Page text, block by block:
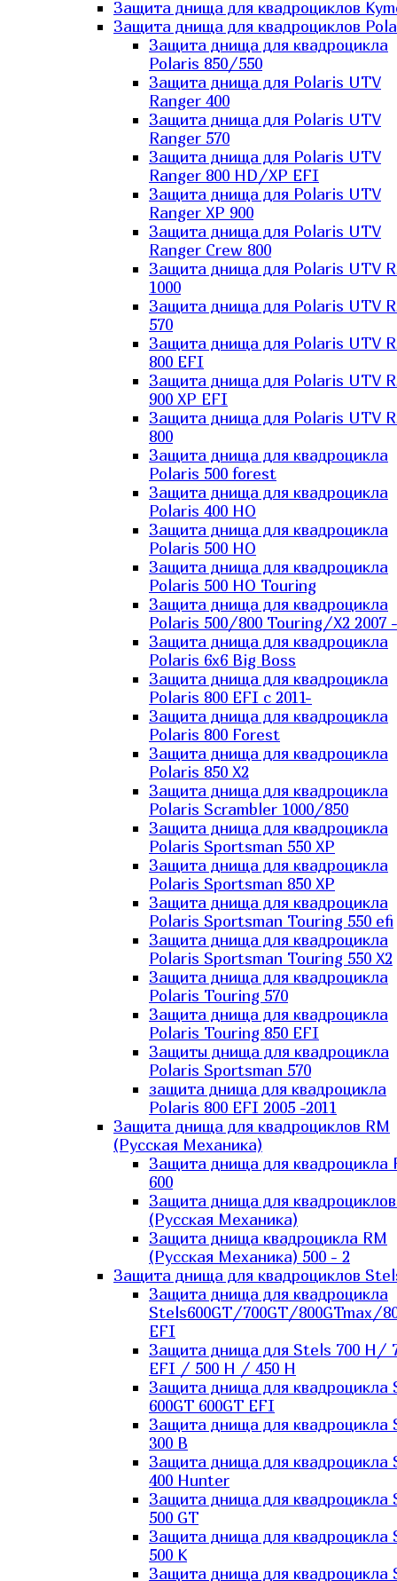
Защита днища для квадроциклов
Защита днища для квадроциклов
Защита днища для квадроцикла
Polaris 850/550
Защита днища для Polaris UTV
Ranger 400
Защита днища для Polaris UTV
Ranger 570
Защита днища для Polaris UTV
Ranger 800 HD/XP EFI
Защита днища для Polaris UTV
Ranger XP 900
Защита днища для Polaris UTV
Ranger Сrew 800
Защита днища для Polaris UTV
1000
Защита днища для Polaris UTV
570
Защита днища для Polaris UTV
800 EFI
Защита днища для Polaris UTV
900 XP EFI
Защита днища для Polaris UTV
800
Защита днища для квадроцикла
Polaris 500 forest
Защита днища для квадроцикла
Polaris 400 HO
Защита днища для квадроцикла
Polaris 500 HO
Защита днища для квадроцикла
Polaris 500 HO Touring
Защита днища для квадроцикла
Polaris 500/800 Touring/X2 2007 -
Защита днища для квадроцикла
Polaris 6х6 Big Boss
Защита днища для квадроцикла
Polaris 800 EFI с 2011-
Защита днища для квадроцикла
Polaris 800 Forest
Защита днища для квадроцикла
Polaris 850 X2
Защита днища для квадроцикла
Polaris Scrambler 1000/850
Защита днища для квадроцикла
Polaris Sportsman 550 XP
Защита днища для квадроцикла
Polaris Sportsman 850 XP
Защита днища для квадроцикла
Polaris Sportsman Touring 550 efi
Защита днища для квадроцикла
Polaris Sportsman Touring 550 X2
Защита днища для квадроцикла
Polaris Touring 570
Защита днища для квадроцикла
Polaris Touring 850 EFI
Защиты днища для квадроцикла
Polaris Sportsman 570
защита днища для квадроцикла
Polaris 800 EFI 2005 -2011
Защита днища для квадроциклов RM
(Русская Механика)
Защита днища для квадроцикла
600
Защита днища для
(Русская Механика)
Защита днища квадроцикла RM
(Русская Механика) 500 - 2
Защита днища для квадроциклов
Защита днища для квадроцикла
Stels600GT/700GT/800GTmax/
EFI
Защита днища для Stels 700 H/
EFI / 500 H / 450 H
Защита днища для квадроцикла
600GT 600GT EFI
Защита днища для квадроцикла
300 B
Защита днища для квадроцикла
400 Hunter
Защита днища для квадроцикла
500 GT
Защита днища для квадроцикла
500 K
Защита днища для квадроцикла